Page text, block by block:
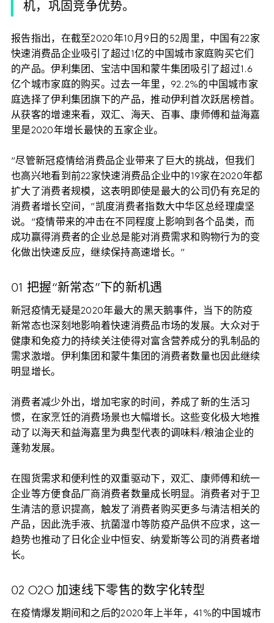
机，巩固竞争优势。
报告指出，在截至2020年10月9日的52周里，中国有22家
快速消费品企业吸引了超过1亿的中国城市家庭购买它们
的产品。伊利集团、宝洁中国和蒙牛集团吸引了超过1.6
亿个城市家庭的购买。过去一年里，92.2%的中国城市家
庭选择了伊利集团旗下的产品，推动伊利首次跃居榜首。
从获客的增速来看，双汇、海天、百事、康师傅和益海嘉
里是2020年增长最快的五家企业。
“尽管新冠疫情给消费品企业带来了巨大的挑战，但我们
也高兴地看到前22家快速消费品企业中的19家在2020年都
扩大了消费者规模，这表明即使是最大的公司仍有充足的
消费者增长空间，”凯度消费者指数大中华区总经理虞坚
说。“疫情带来的冲击在不同程度上影响到各个品类，而
成功赢得消费者的企业总是能对消费需求和购物行为的变
化做出快速反应，继续保持高速增长。”
01 把握“新常态”下的新机遇
新冠疫情无疑是2020年最大的黑天鹅事件，当下的防疫
新常态也深刻地影响着快速消费品市场的发展。大众对于
健康和免疫力的持续关注使得对富含营养成分的乳制品的
需求激增。伊利集团和蒙牛集团的消费者数量也因此继续
明显增长。
消费者减少外出，增加宅家的时间，养成了新的生活习
惯，在家烹饪的消费场景也大幅增长。这些变化极大地推
动了以海天和益海嘉里为典型代表的调味料/粮油企业的
蓬勃发展。
在囤货需求和便利性的双重驱动下，双汇、康师傅和统一
企业等方便食品厂商消费者数量成长明显。消费者对于卫
生清洁的意识提高，触发了消费者购买更多与清洁相关的
产品，因此洗手液、抗菌湿巾等防疫产品供不应求，这一
趋势也推动了日化企业中恒安、纳爱斯等公司的消费者增
长。
02 O2O 加速线下零售的数字化转型
在疫情爆发期间和之后的2020年上半年，41%的中国城市